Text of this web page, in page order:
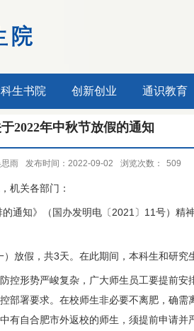
生书院 创新创业 通识教育
2022年中秋节放假的通知
雨 发布时间：2022-09-02 浏览次数： 509
机关各部门：
通知》（国办发明电〔2021〕11号）精
放假，共3天。在此期间，本科生和研究
控形势严峻复杂，广大师生员工要提前
部署要求。在校师生非必要不离肥，确
有自合肥市外返校的师生，须提前申请并